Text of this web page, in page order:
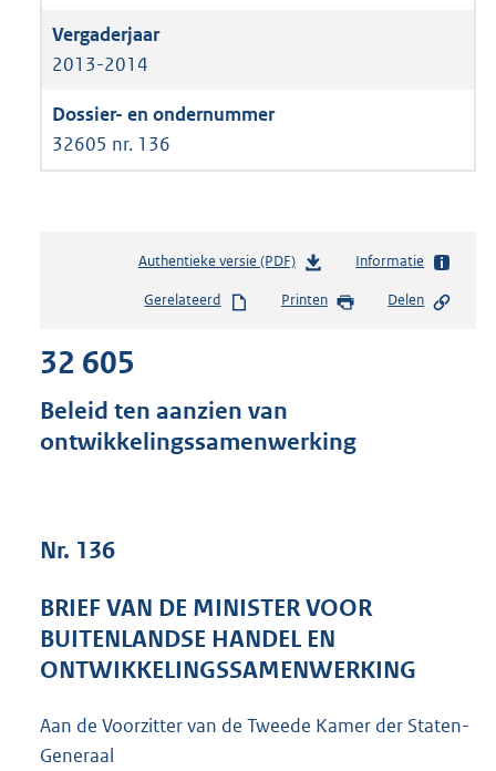
2013-2014
32605 nr. 136
Authentieke versie (PDF)b
s
g
:
4
K
Informatie
Gerelateerd Printen Delen
32 605
Beleid ten aanzien van
ontwikkelingssamenwerking
Nr. 136
BRIEF VAN DE MINISTER VOOR
BUITENLANDSE HANDEL EN
ONTWIKKELINGSSAMENWERKING
Aan de Voorzitter van de Tweede Kamer der Staten-
Generaal